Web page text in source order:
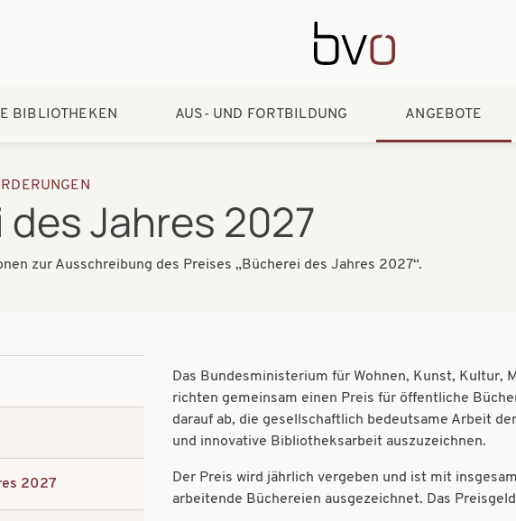
Direkt zum Inhalt
BIBLIOTHEKEN AUS- UND FORTBILDUNG ANGEBOTE
Jahres 2027
zur Ausschreibung des Preises „Bücherei des Jahres 2027“.
2027
Das Bundesministerium für Wohnen, Kunst, Kultur,
richten gemeinsam einen Preis für öffentliche
darauf ab, die gesellschaftlich bedeutsame Arbeit
und innovative Bibliotheksarbeit auszuzeichnen.
Der Preis wird jährlich vergeben und ist mit
arbeitende Büchereien ausgezeichnet. Das